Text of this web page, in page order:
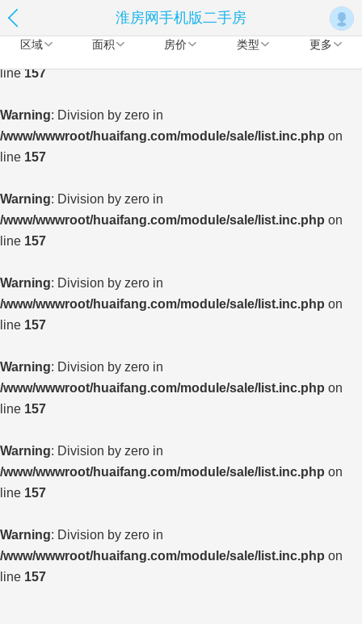
Warning
/www/wwwroot/huaifang.com/module/sale/list.inc.phpon
line157
Warning: Division by zero in
/www/wwwroot/huaifang.com/module/sale/list.inc.php on
line 157
Warning: Division by zero in
/www/wwwroot/huaifang.com/module/sale/list.inc.php on
line 157
Warning: Division by zero in
/www/wwwroot/huaifang.com/module/sale/list.inc.php on
line 157
Warning: Division by zero in
/www/wwwroot/huaifang.com/module/sale/list.inc.php on
line 157
Warning: Division by zero in
/www/wwwroot/huaifang.com/module/sale/list.inc.php on
line 157
Warning: Division by zero in
/www/wwwroot/huaifang.com/module/sale/list.inc.php on
line 157
淮房网手机版二手房
区域 面积 房价 类型 更多